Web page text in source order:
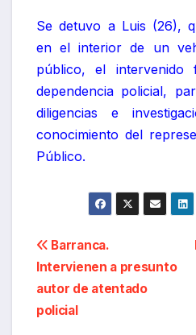
Se detuvo a Luis (26),
en el interior de un
público, el
dependencia policial,
diligencias e
conocimiento del
Público.
Navegación
de
entradas
Barranca.
Intervienen a presunto
autor de atentado
policial